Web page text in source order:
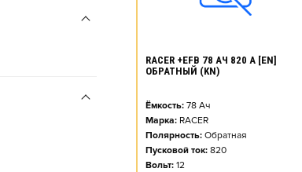
RACER +EFB 78 АЧ 820 А [EN]
ОБРАТНЫЙ (KN)
Ёмкость: 78 Ач
Марка: RACER
Полярность: Обратная
Пусковой ток: 820
Вольт: 12